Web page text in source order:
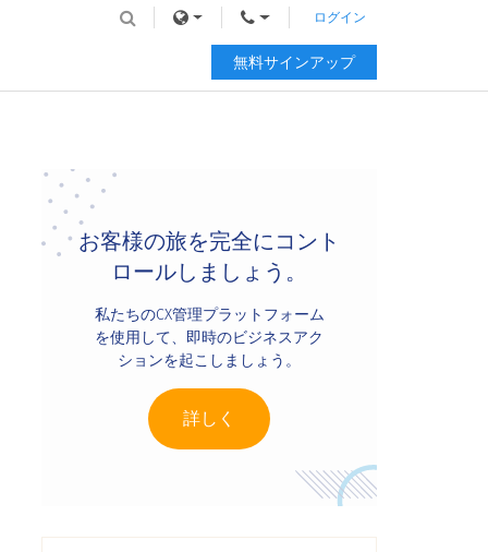
ログイン
無料サインアップ
Primary
Sidebar
お客様の旅を完全にコント
ロールしましょう。
私たちのCX管理プラットフォーム
を使用して、即時のビジネスアク
ションを起こしましょう。
詳しく